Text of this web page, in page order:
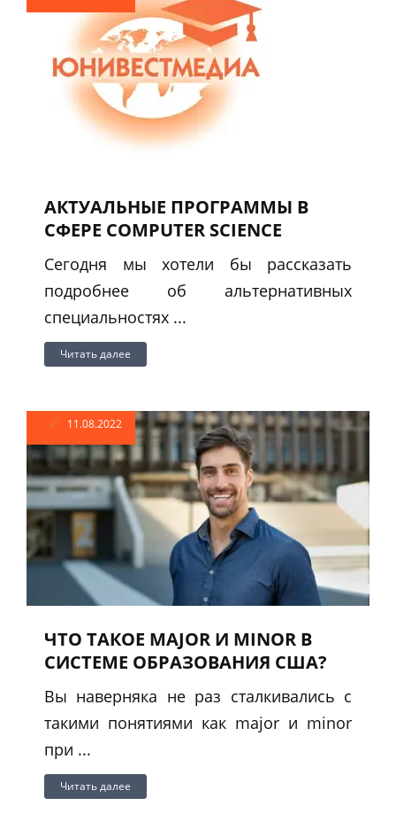
АКТУАЛЬНЫЕ ПРОГРАММЫ В
СФЕРЕ COMPUTER SCIENCE
Сегодня мы хотели бы рассказать
подробнее об альтернативных
специальностях ...
Читать далее
11.08.2022
ЧТО ТАКОЕ MAJOR И MINOR В
СИСТЕМЕ ОБРАЗОВАНИЯ США?
Вы наверняка не раз сталкивались с
такими понятиями как major и minor
при ...
Читать далее